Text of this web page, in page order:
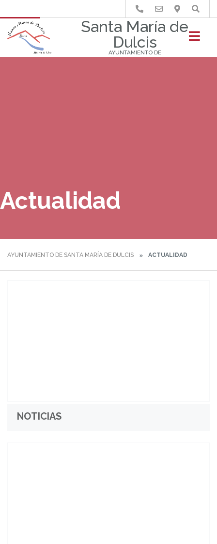
Santa María de
Dulcis
AYUNTAMIENTO DE
Buscar
Actualidad
AYUNTAMIENTO DE SANTA MARÍA DE DULCIS ACTUALIDAD
NOTICIAS